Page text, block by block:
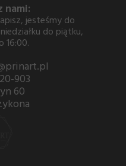
nami:
jesteśmy do
do piątku,
16:00.
903
60